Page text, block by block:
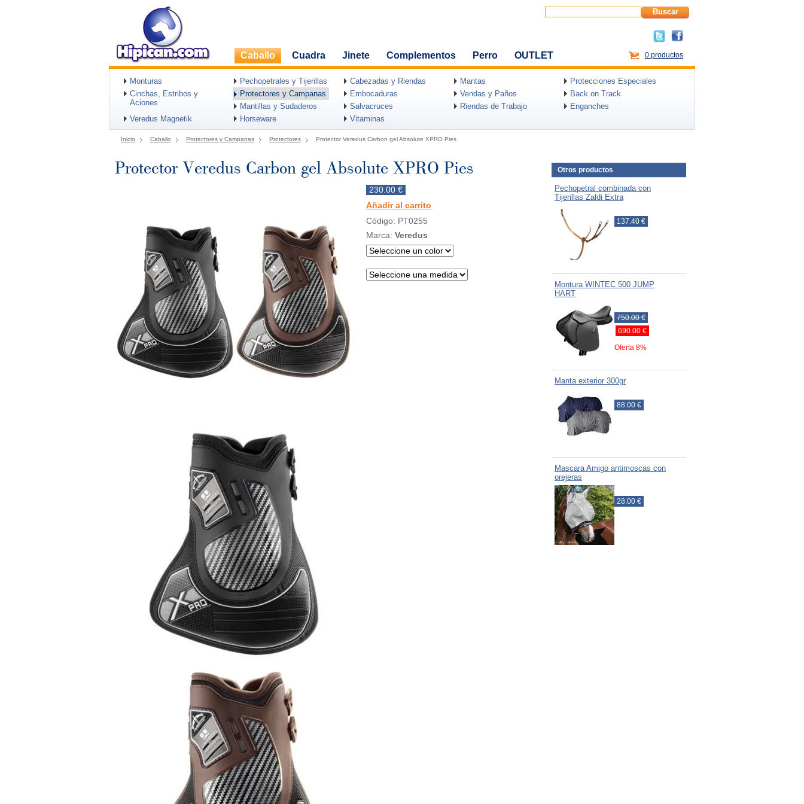
Buscar
Caballo Cuadra Jinete Complementos Perro OUTLET 0 productos
Monturas Pechopetrales y Tijerillas Cabezadas y Riendas Mantas
Protecciones Especiales
Cinchas, Estribos y
Aciones
Protectores y Campanas Embocaduras Vendas y Paños
Back on Track
Mantillas y Sudaderos
Salvacruces Riendas de Trabajo
Enganches
Veredus Magnetik
Horseware Vitaminas
Inicio Caballo Protectores y Campanas Protectores Protector Veredus Carbon gel Absolute XPRO Pies
Protector Veredus Carbon gel Absolute XPRO Pies
230.00 €
Añadir al carrito
Código: PT0255
Marca: Veredus
Otros productos
Pechopetral combinada con
Tijerillas Zaldi Extra
137.40 €
Montura WINTEC 500 JUMP
HART
750.00 €
690.00 €
Oferta 8%
Manta exterior 300gr
88.00 €
Mascara Amigo antimoscas con
orejeras
28.00 €